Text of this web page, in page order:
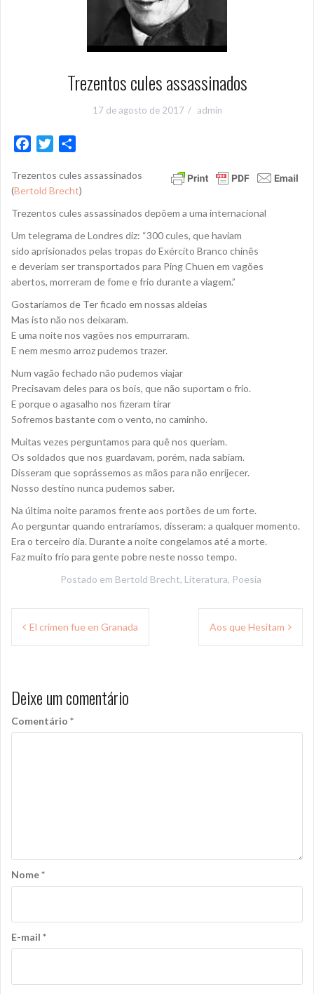
Trezentos cules assassinados
17 de agosto de 2017 admin
c
e
b
i
t
t
r
a
r
e
Trezentos cules assassinados
(Bertold Brecht)
Trezentos cules assassinados depõem a uma internacional
Um telegrama de Londres diz: “300 cules, que haviam
sido aprisionados pelas tropas do Exército Branco chinês
e deveriam ser transportados para Ping Chuen em vagões
abertos, morreram de fome e frio durante a viagem.”
Gostaríamos de Ter ficado em nossas aldeias
Mas isto não nos deixaram.
E uma noite nos vagões nos empurraram.
E nem mesmo arroz pudemos trazer.
Num vagão fechado não pudemos viajar
Precisavam deles para os bois, que não suportam o frio.
E porque o agasalho nos fizeram tirar
Sofremos bastante com o vento, no caminho.
Muitas vezes perguntamos para quê nos queriam.
Os soldados que nos guardavam, porém, nada sabiam.
Disseram que soprássemos as mãos para não enrijecer.
Nosso destino nunca pudemos saber.
Na última noite paramos frente aos portões de um forte.
Ao perguntar quando entraríamos, disseram: a qualquer momento.
Era o terceiro dia. Durante a noite congelamos até a morte.
Faz muito frio para gente pobre neste nosso tempo.
Postado em Bertold Brecht, Literatura, Poesia
Navegação
El crimen fue en Granada Aos que Hesitam
Deixe um comentário
Comentário *
Nome*
E-mail *